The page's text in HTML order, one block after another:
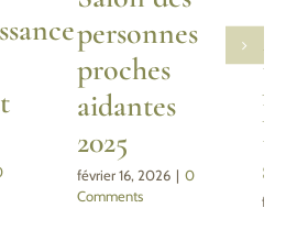
personnes
proches
aidantes
2025
février 16, 2026 | 0
Comments